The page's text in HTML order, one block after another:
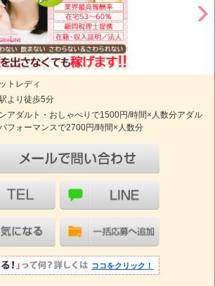
トレディ
より徒歩5分
アダルト・おしゃべりで1500円/時間×人数分アダル
フォーマンスで2700円/時間×人数分
ココをクリック！